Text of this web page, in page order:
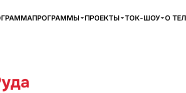
ПРОГРАММЫ ПРОЕКТЫ ТОК-ШОУ О